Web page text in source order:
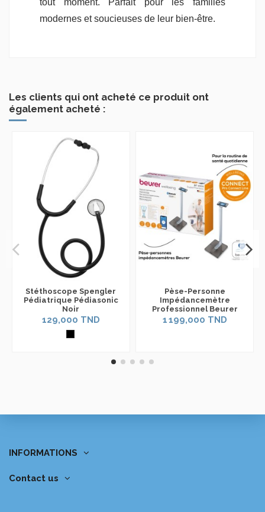
modernes et soucieuses de leur bien-être.
Les clients qui ont acheté ce produit ont
également acheté :
Stéthoscope Spengler
Pédiatrique Pédiasonic
Noir
129,000 TND
Pèse-Personne
Impédancemètre
Professionnel Beurer
BF1000
1 199,000 TND
INFORMATIONS
Contact us